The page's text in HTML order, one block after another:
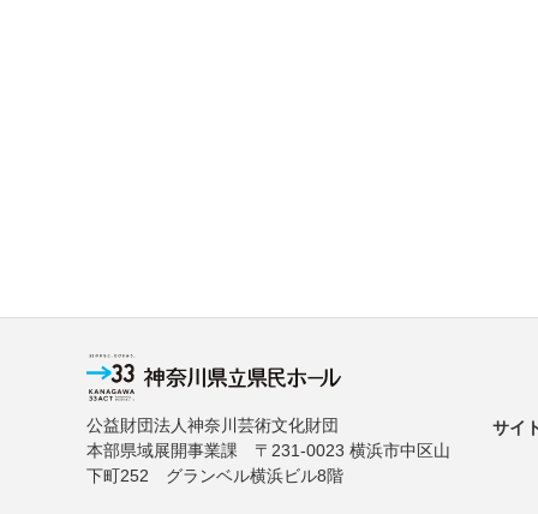
公益財団法人神奈川芸術文化財団
本部県域展開事業課 〒231-0023 横浜市中区山
下町252 グランベル横浜ビル8階
サイ